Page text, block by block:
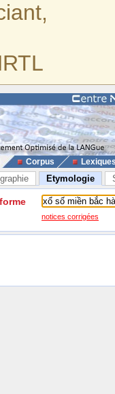
Corpus
Etymologie
notices corrigées